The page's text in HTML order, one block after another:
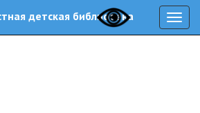
детская библиотека